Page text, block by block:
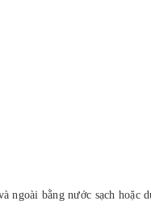
ngoài bằng nước sạch hoặc